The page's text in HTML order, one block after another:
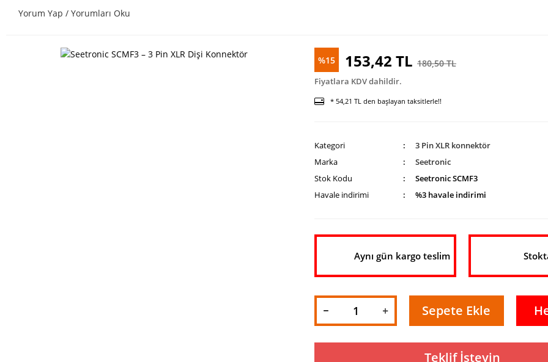
Yorum Yap / Yorumları Oku
%15 153,42 TL 180,50 TL
Fiyatlara KDV dahildir.
* 54,21 TL den başlayan taksitlerle!!
Kategori
3 Pin XLR konnektör
Marka
Seetronic
Stok Kodu
Seetronic SCMF3
Havale indirimi
%3 havale indirimi
Aynı gün kargo teslim
Sepete Ekle
Teklif İsteyin